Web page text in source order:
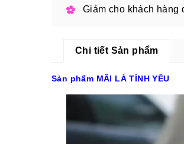
Chi tiết Sản phẩm
Sản phẩm MÃI LÀ TÌNH YÊU